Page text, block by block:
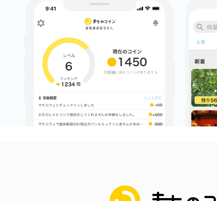
まちのコイン
まちのコイン
お知らせ
ヘルプ
お問い合わせ